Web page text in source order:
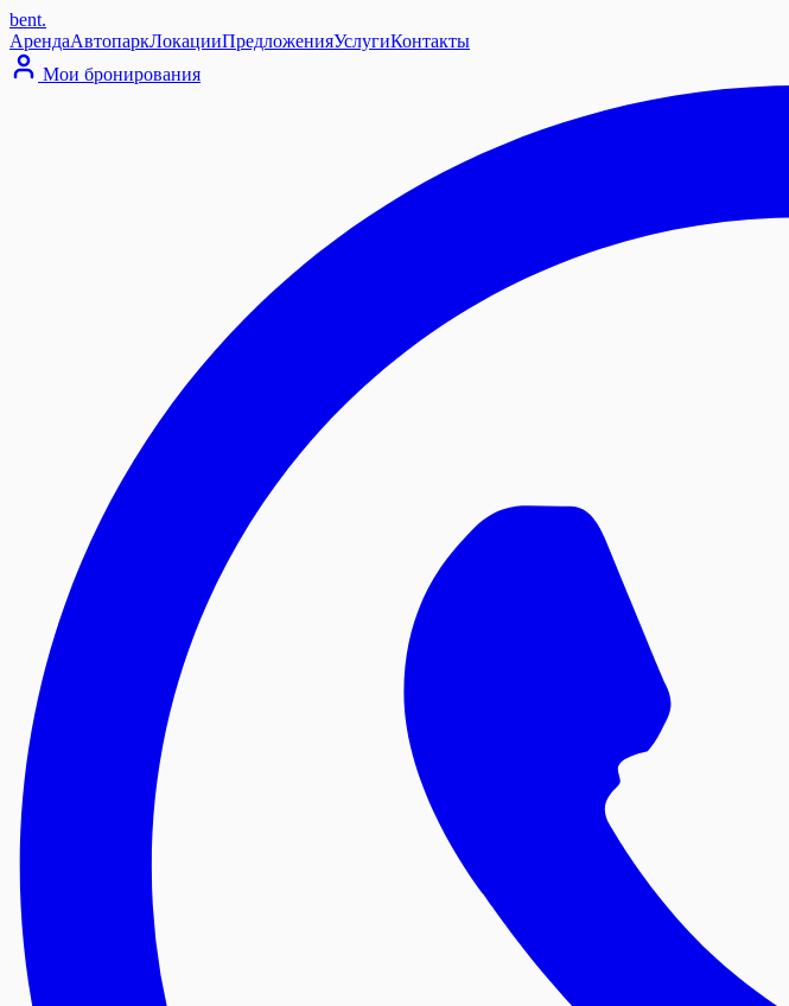
bent.
АрендаАвтопаркЛокацииПредложенияУслугиКонтакты
Мои бронирования